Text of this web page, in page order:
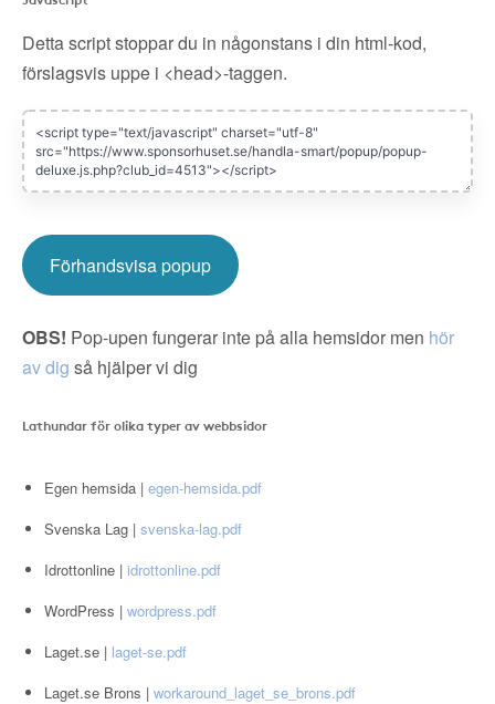
Detta script stoppar du in någonstans i din html-kod,
förslagsvis uppe i <head>-taggen.
Förhandsvisa popup
OBS! Pop-upen fungerar inte på alla hemsidor men hör
av dig så hjälper vi dig
Lathundar för olika typer av webbsidor
Egen hemsida | egen-hemsida.pdf
Svenska Lag | svenska-lag.pdf
Idrottonline | idrottonline.pdf
WordPress | wordpress.pdf
Laget.se | laget-se.pdf
Laget.se Brons | workaround_laget_se_brons.pdf